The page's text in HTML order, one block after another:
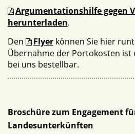
Argumentationshilfe gegen
herunterladen.
Den
Flyer können Sie hier
Übernahme der Portokosten ist
bei uns bestellbar.
Broschüre zum Engagement
Landesunterkünften